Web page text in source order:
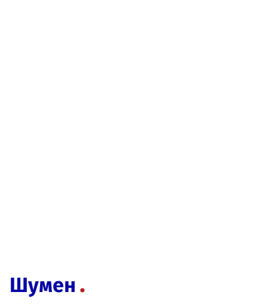
Шумен